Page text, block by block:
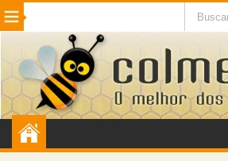
Beleza Cinema e TV
Internet Jogos NotÃ­cias
VeÃ­culos Adulto